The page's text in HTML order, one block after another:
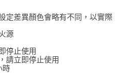
定差異顏色會略有不同，以實際
源
停止使用
請立即停止使用
時